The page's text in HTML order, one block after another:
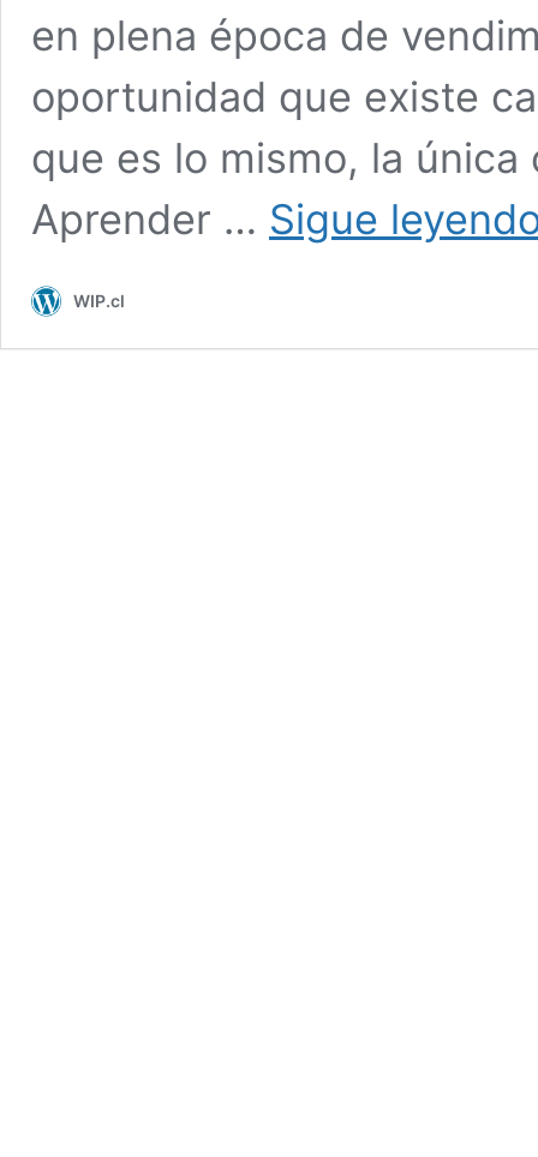
en plena época de
oportunidad que existe
que es lo mismo, la
Aprender … Sigue
WIP.cl